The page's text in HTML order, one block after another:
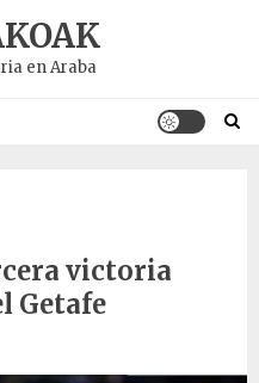
en Araba
victoria
Getafe